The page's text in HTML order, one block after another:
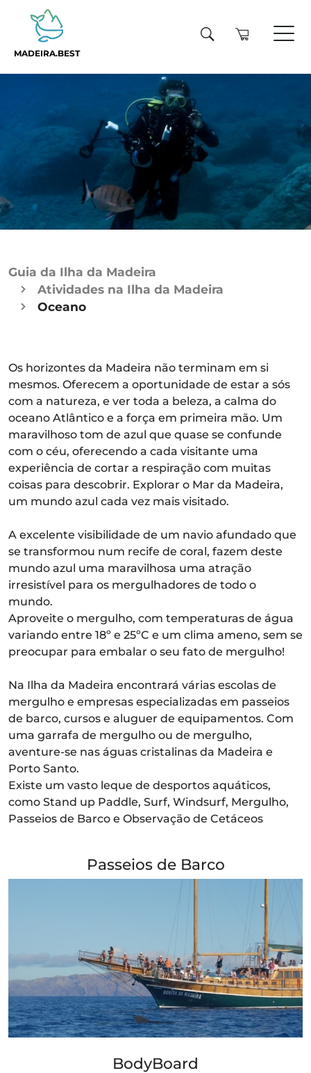
MADEIRA.BEST
Guia da Ilha da Madeira
Atividades na Ilha da Madeira
Oceano
Os horizontes da Madeira não terminam em si
mesmos. Oferecem a oportunidade de estar a sós
com a natureza, e ver toda a beleza, a calma do
oceano Atlântico e a força em primeira mão. Um
maravilhoso tom de azul que quase se confunde
com o céu, oferecendo a cada visitante uma
experiência de cortar a respiração com muitas
coisas para descobrir. Explorar o Mar da Madeira,
um mundo azul cada vez mais visitado.
A excelente visibilidade de um navio afundado que
se transformou num recife de coral, fazem deste
mundo azul uma maravilhosa uma atração
irresistível para os mergulhadores de todo o
mundo.
Aproveite o mergulho, com temperaturas de água
variando entre 18º e 25ºC e um clima ameno, sem se
preocupar para embalar o seu fato de mergulho!
Na Ilha da Madeira encontrará várias escolas de
mergulho e empresas especializadas em passeios
de barco, cursos e aluguer de equipamentos. Com
uma garrafa de mergulho ou de mergulho,
aventure-se nas águas cristalinas da Madeira e
Porto Santo.
Existe um vasto leque de desportos aquáticos,
como Stand up Paddle, Surf, Windsurf, Mergulho,
Passeios de Barco e Observação de Cetáceos
Passeios de Barco
BodyBoard